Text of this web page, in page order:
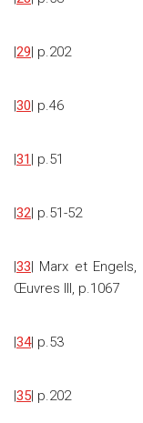
|29| p.202
|30| p.46
|31 | p.51
|32| p.51-52
|33| Marx et Engels,
Œuvres III, p.1067
|34| p.53
|35| p.202